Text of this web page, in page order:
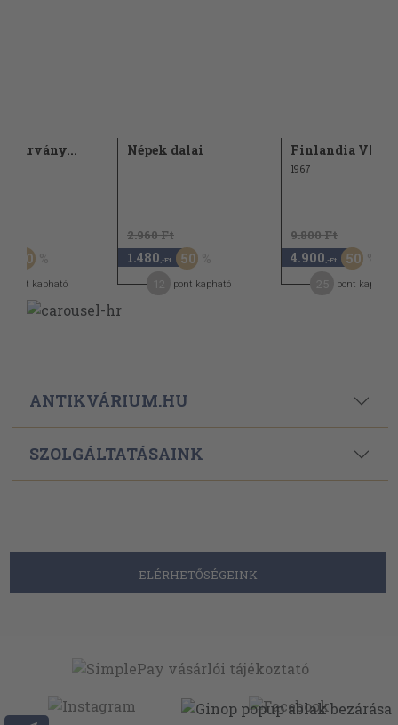
50
pont kapható
Népek dalai
2.960 Ft
1.480 ,-Ft 50
pont kapható
Finlandia VI.
1967
9.800 Ft
4.900 ,-Ft 50
pont kapható
ANTIKVÁRIUM.HU
SZOLGÁLTATÁSAINK
ELÉRHETŐSÉGEINK